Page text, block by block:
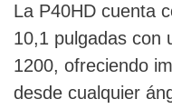
La P40HD cuenta
10,1 pulgadas con
1200, ofreciendo
desde cualquier